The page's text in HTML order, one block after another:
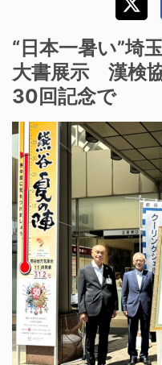
“日本一暑い”埼
大書展示 漢検協
30回記念で